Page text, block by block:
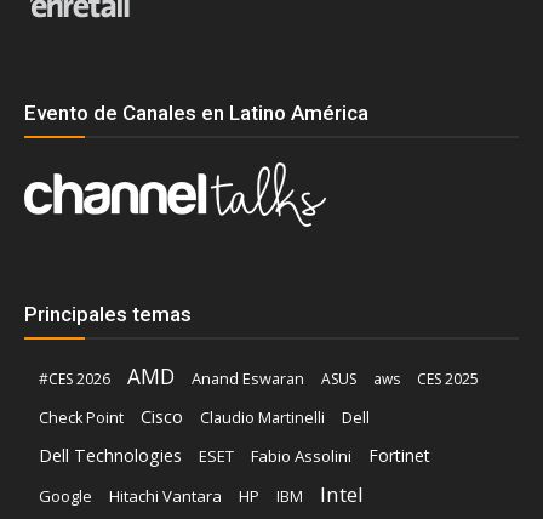
Evento de Canales en Latino América
Principales temas
#CES 2026 AMD Anand Eswaran ASUS aws
CES 2025
Check Point
Cisco Claudio Martinelli Dell
Dell Technologies ESET Fabio Assolini Fortinet
Google Hitachi Vantara HP IBM Intel